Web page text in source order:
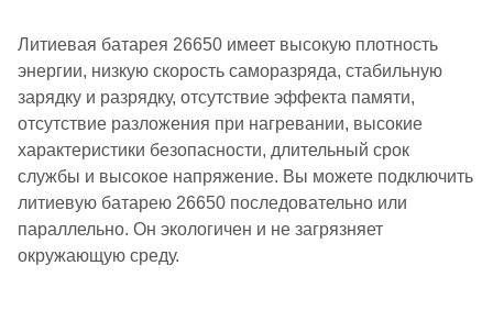
Литиевая батарея 26650 имеет высокую плотность
энергии, низкую скорость саморазряда, стабильную
зарядку и разрядку, отсутствие эффекта памяти,
отсутствие разложения при нагревании, высокие
характеристики безопасности, длительный срок
службы и высокое напряжение. Вы можете подключить
литиевую батарею 26650 последовательно или
параллельно. Он экологичен и не загрязняет
окружающую среду.